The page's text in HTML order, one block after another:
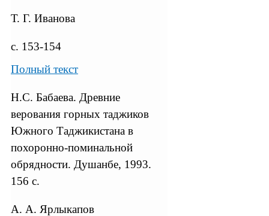
Т. Г. Иванова
с. 153-154
Полный текст
Н.С. Бабаева. Древние
верования горных таджиков
Южного Таджикистана в
похоронно-поминальной
обрядности. Душанбе, 1993.
156 с.
А. А. Ярлыкапов